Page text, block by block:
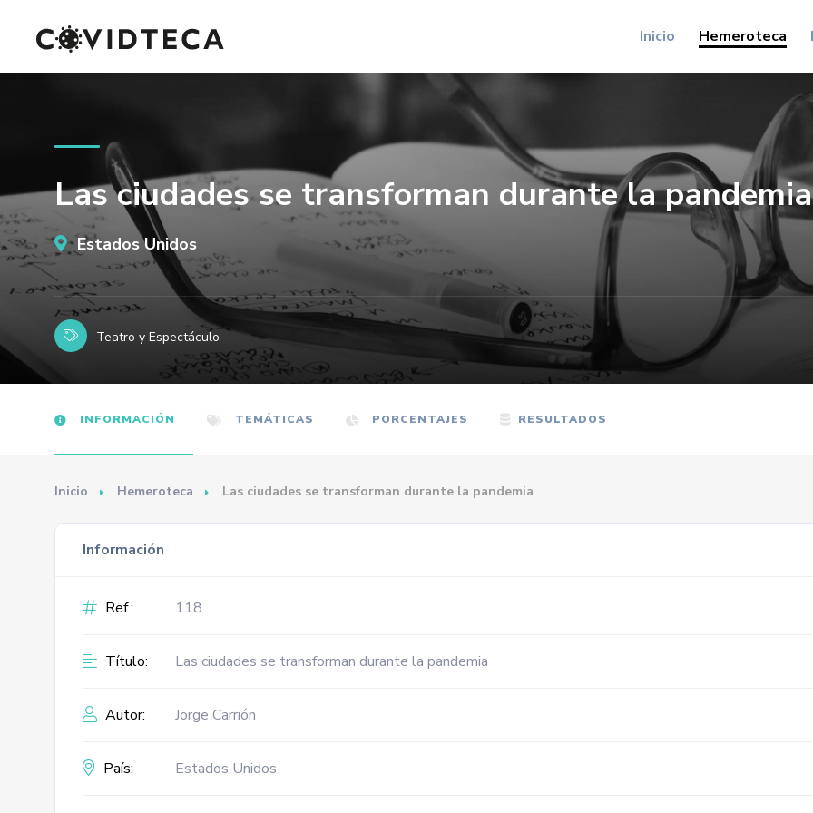
Inicio Hemeroteca
Las ciudades se transforman durante la pandemia
Estados Unidos
Teatro y Espectáculo
INFORMACIÓN TEMÁTICAS PORCENTAJES RESULTADOS
Inicio Hemeroteca Las ciudades se transforman durante la pandemia
Información
Ref.: 118
Título: Las ciudades se transforman durante la pandemia
Autor: Jorge Carrión
País: Estados Unidos